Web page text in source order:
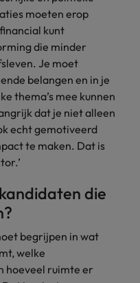
moeten erop
kunt
die minder
Je moet
belangen en in je
thema’s mee kunnen
dat je niet alleen
echt gemotiveerd
te maken. Dat is
die
begrijpen in wat
welke
hoeveel ruimte er